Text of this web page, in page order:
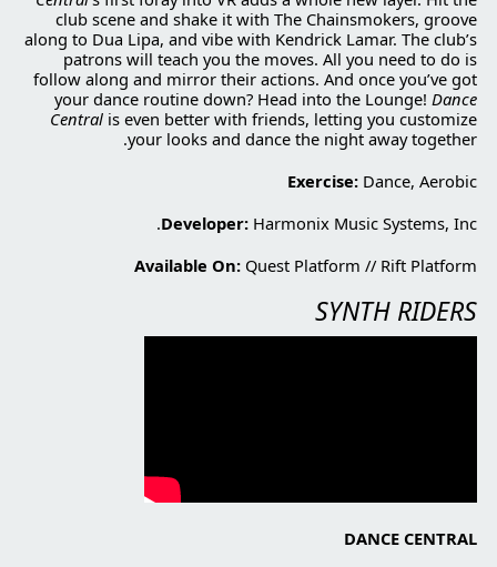
club scene and shake it with The Chainsmokers, groove
along to Dua Lipa, and vibe with Kendrick Lamar. The club’s
patrons will teach you the moves. All you need to do is
follow along and mirror their actions. And once you’ve got
your dance routine down? Head into the Lounge! Dance
Central is even better with friends, letting you customize
your looks and dance the night away together.
Exercise: Dance, Aerobic
Developer: Harmonix Music Systems, Inc.
Available On: Quest Platform // Rift Platform
SYNTH RIDERS
DANCE CENTRAL